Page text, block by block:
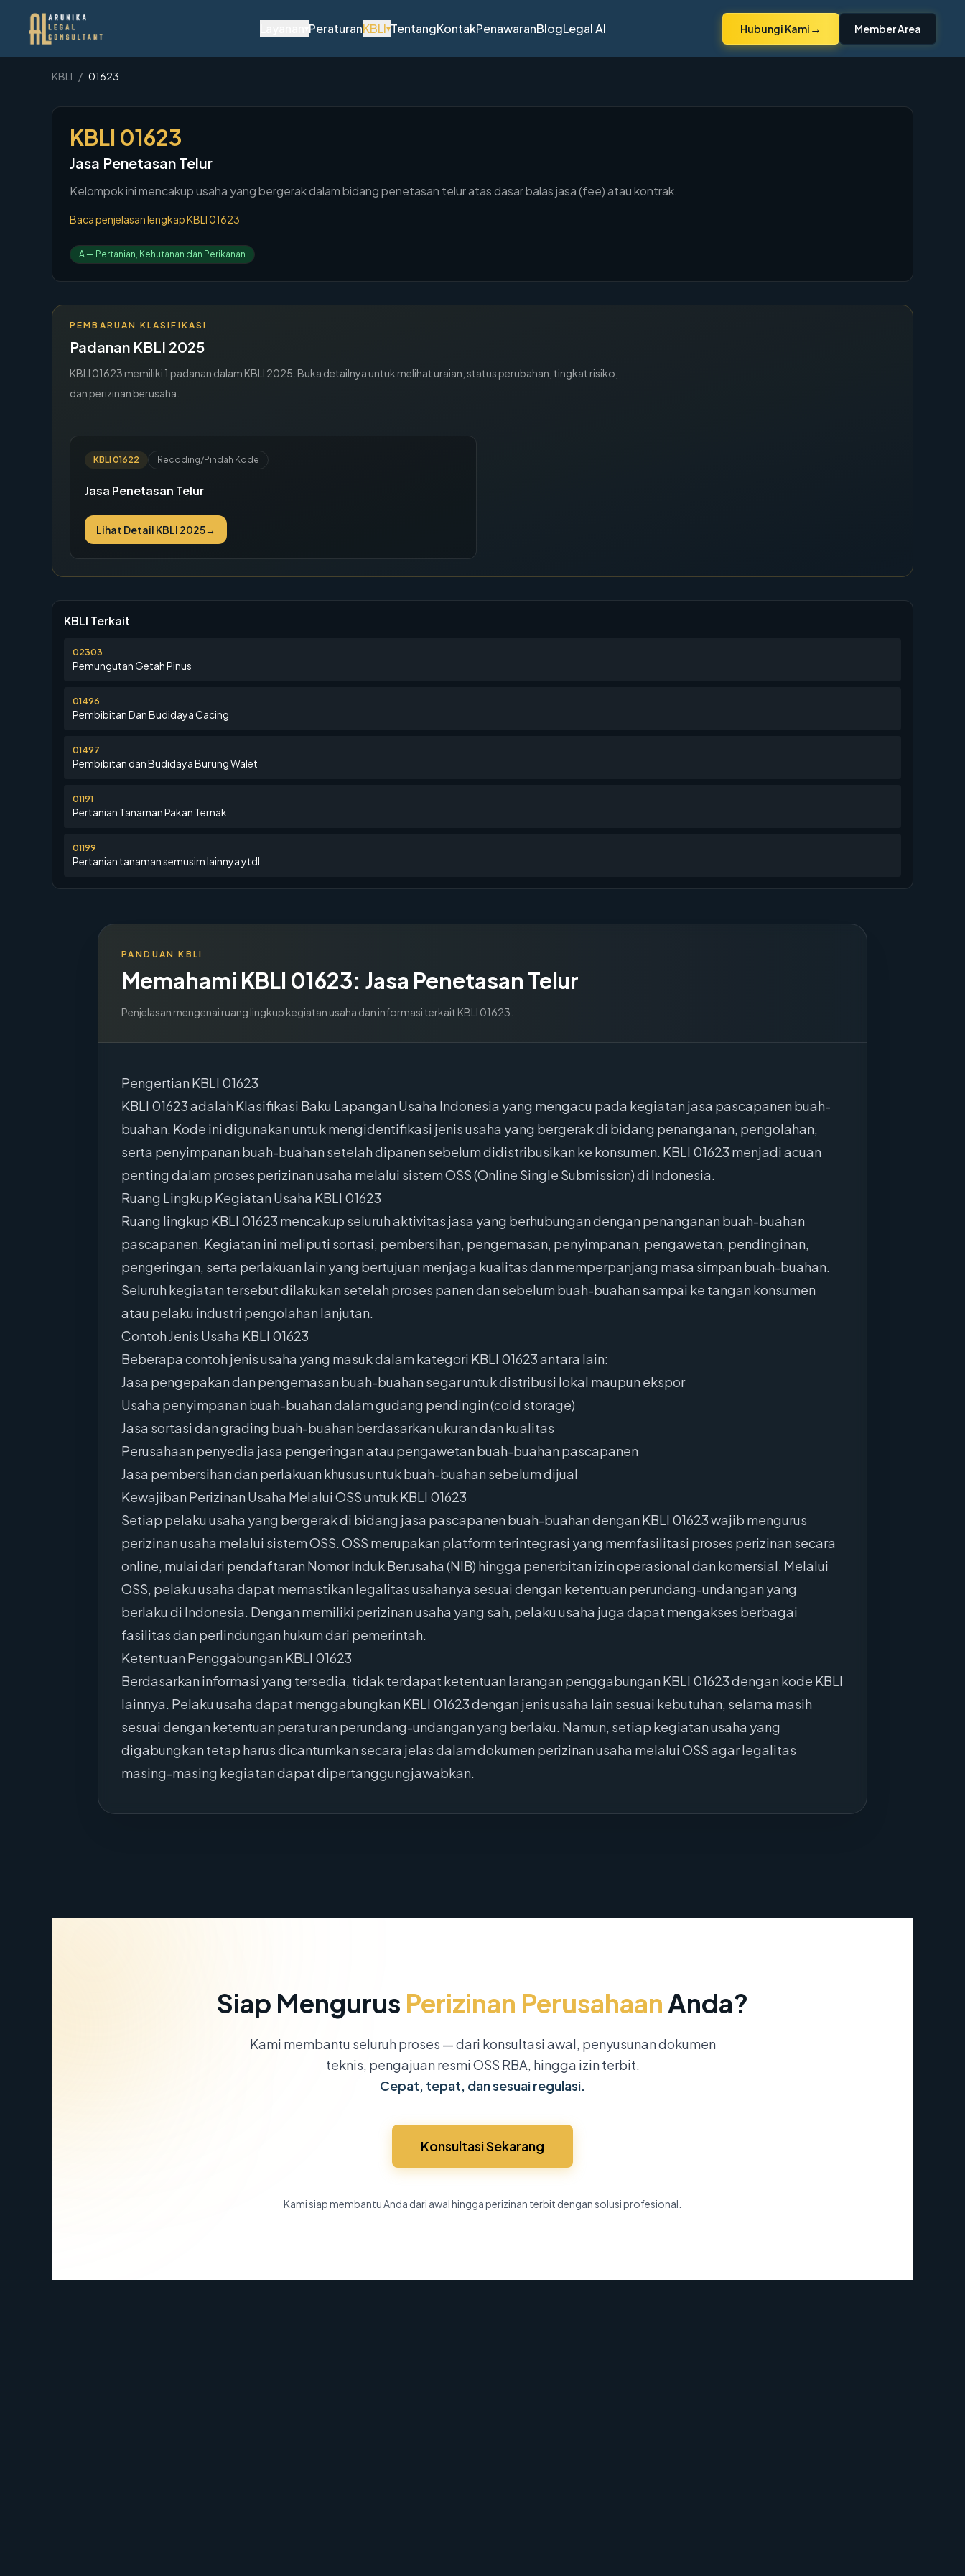
PeraturanKBLI▾TentangKontakPenawaranBlogLegal AI Hubungi Kami → Member Area
KBLI / 01623
KBLI 01623
Jasa Penetasan Telur
Kelompok ini mencakup usaha yang bergerak dalam bidang penetasan telur atas dasar balas jasa (fee) atau kontrak.
Baca penjelasan lengkap KBLI01623
A — Pertanian, Kehutanan dan Perikanan
PEMBARUAN KLASIFIKASI
Padanan KBLI 2025
KBLI 01623 memiliki 1 padanan dalam KBLI 2025. Buka detailnya untuk melihat uraian, status perubahan, tingkat risiko,
dan perizinan berusaha.
KBLI 01622 Recoding/Pindah Kode
Jasa Penetasan Telur
Lihat Detail KBLI 2025→
KBLI Terkait
02303
Pemungutan Getah Pinus
01496
Pembibitan Dan Budidaya Cacing
01497
Pembibitan dan Budidaya Burung Walet
01191
Pertanian Tanaman Pakan Ternak
01199
Pertanian tanaman semusim lainnya ytdl
PANDUAN KBLI
Memahami KBLI 01623: Jasa Penetasan Telur
Penjelasan mengenai ruang lingkup kegiatan usaha dan informasi terkait KBLI 01623
Pengertian KBLI 01623
KBLI 01623 adalah Klasifikasi Baku Lapangan Usaha Indonesia yang mengacu pada kegiatan jasa pascapanen buah-
buahan. Kode ini digunakan untuk mengidentifikasi jenis usaha yang bergerak di bidang penanganan, pengolahan,
serta penyimpanan buah-buahan setelah dipanen sebelum didistribusikan ke konsumen. KBLI 01623 menjadi acuan
penting dalam proses perizinan usaha melalui sistem OSS (Online Single Submission) di Indonesia.
Ruang Lingkup Kegiatan Usaha KBLI 01623
Ruang lingkup KBLI 01623 mencakup seluruh aktivitas jasa yang berhubungan dengan penanganan buah-buahan
pascapanen. Kegiatan ini meliputi sortasi, pembersihan, pengemasan, penyimpanan, pengawetan, pendinginan,
pengeringan, serta perlakuan lain yang bertujuan menjaga kualitas dan memperpanjang masa simpan buah-buahan.
Seluruh kegiatan tersebut dilakukan setelah proses panen dan sebelum buah-buahan sampai ke tangan konsumen
atau pelaku industri pengolahan lanjutan.
Contoh Jenis Usaha KBLI 01623
Beberapa contoh jenis usaha yang masuk dalam kategori KBLI 01623 antara lain:
Jasa pengepakan dan pengemasan buah-buahan segar untuk distribusi lokal maupun ekspor
Usaha penyimpanan buah-buahan dalam gudang pendingin (cold storage)
Jasa sortasi dan grading buah-buahan berdasarkan ukuran dan kualitas
Perusahaan penyedia jasa pengeringan atau pengawetan buah-buahan pascapanen
Jasa pembersihan dan perlakuan khusus untuk buah-buahan sebelum dijual
Kewajiban Perizinan Usaha Melalui OSS untuk KBLI 01623
Setiap pelaku usaha yang bergerak di bidang jasa pascapanen buah-buahan dengan KBLI 01623 wajib mengurus
perizinan usaha melalui sistem OSS. OSS merupakan platform terintegrasi yang memfasilitasi proses perizinan secara
online, mulai dari pendaftaran Nomor Induk Berusaha (NIB) hingga penerbitan izin operasional dan komersial. Melalui
OSS, pelaku usaha dapat memastikan legalitas usahanya sesuai dengan ketentuan perundang-undangan yang
berlaku di Indonesia. Dengan memiliki perizinan usaha yang sah, pelaku usaha juga dapat mengakses berbagai
fasilitas dan perlindungan hukum dari pemerintah.
Ketentuan Penggabungan KBLI 01623
Berdasarkan informasi yang tersedia, tidak terdapat ketentuan larangan penggabungan KBLI 01623 dengan kode KBLI
lainnya. Pelaku usaha dapat menggabungkan KBLI 01623 dengan jenis usaha lain sesuai kebutuhan, selama masih
sesuai dengan ketentuan peraturan perundang-undangan yang berlaku. Namun, setiap kegiatan usaha yang
digabungkan tetap harus dicantumkan secara jelas dalam dokumen perizinan usaha melalui OSS agar legalitas
masing-masing kegiatan dapat dipertanggungjawabkan.
Siap Mengurus Perizinan PerusahaanAnda?
Kami membantu seluruh proses — dari konsultasi awal, penyusunan dokumen
teknis, pengajuan resmi OSS RBA, hingga izin terbit.
Cepat, tepat, dan sesuai regulasi.
Konsultasi Sekarang
Kami siap membantu Anda dari awal hingga perizinan terbit dengan solusi profesional.